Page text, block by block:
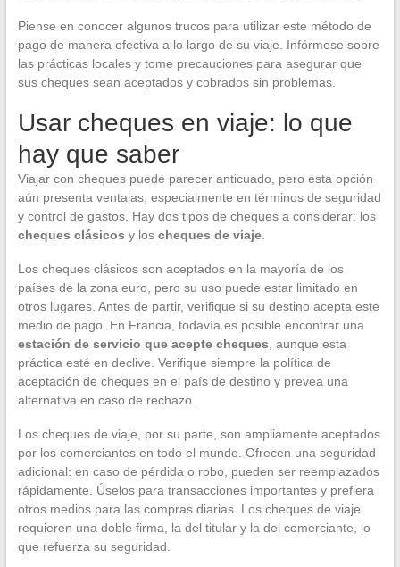
Piense en conocer algunos trucos para utilizar este método de
pago de manera efectiva a lo largo de su viaje. Infórmese sobre
las prácticas locales y tome precauciones para asegurar que
sus cheques sean aceptados y cobrados sin problemas.
Usar cheques en viaje: lo que
hay que saber
Viajar con cheques puede parecer anticuado, pero esta opción
aún presenta ventajas, especialmente en términos de seguridad
y control de gastos. Hay dos tipos de cheques a considerar: los
cheques clásicos y los cheques de viaje.
Los cheques clásicos son aceptados en la mayoría de los
países de la zona euro, pero su uso puede estar limitado en
otros lugares. Antes de partir, verifique si su destino acepta este
medio de pago. En Francia, todavía es posible encontrar una
estación de servicio que acepte cheques , aunque esta
práctica esté en declive. Verifique siempre la política de
aceptación de cheques en el país de destino y prevea una
alternativa en caso de rechazo.
Los cheques de viaje, por su parte, son ampliamente aceptados
por los comerciantes en todo el mundo. Ofrecen una seguridad
adicional: en caso de pérdida o robo, pueden ser reemplazados
rápidamente. Úselos para transacciones importantes y prefiera
otros medios para las compras diarias. Los cheques de viaje
requieren una doble firma, la del titular y la del comerciante, lo
que refuerza su seguridad.